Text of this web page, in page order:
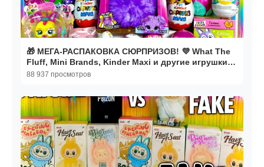
🎁 МЕГА-РАСПАКОВКА СЮРПРИЗОВ! 💜 What The
Fluff, Mini Brands, Kinder Maxi и другие игрушки!
✨🎀
88 937 просмотров